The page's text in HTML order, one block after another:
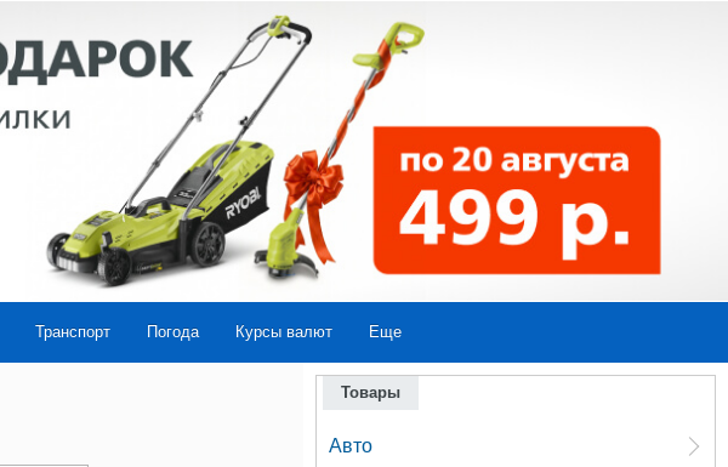
Транспорт Погода Курсы валют Еще
Товары
Авто